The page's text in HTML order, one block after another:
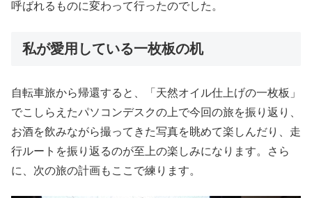
呼ばれるものに変わって行ったのでした。
私が愛用している一枚板の机
自転車旅から帰還すると、「天然オイル仕上げの一枚板」
でこしらえたパソコンデスクの上で今回の旅を振り返り、
お酒を飲みながら撮ってきた写真を眺めて楽しんだり、走
行ルートを振り返るのが至上の楽しみになります。さら
に、次の旅の計画もここで練ります。